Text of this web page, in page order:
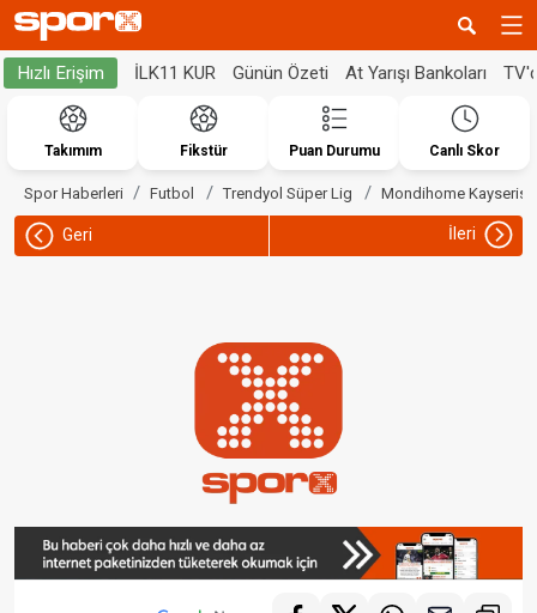
Hızlı Erişim İLK11 KUR Günün Özeti At Yarışı Bankoları
Takımım Fikstür Puan Durumu Canlı Skor
Spor Haberleri Futbol Trendyol Süper Lig Mondihome
Geri İleri